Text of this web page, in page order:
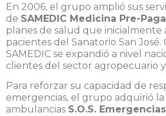
En 2006, el grupo amplió sus
de SAMEDIC Medicina Pre-Paga
planes de salud que inicialmente
pacientes del Sanatorio San José.
SAMEDIC se expandió a nivel
clientes del sector agropecuario
Para reforzar su capacidad de
emergencias, el grupo adquirió
ambulancias S.O.S.